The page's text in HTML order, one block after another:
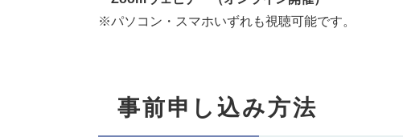
※パソコン・スマホいずれも視聴可能です。​
事前申し込み方法